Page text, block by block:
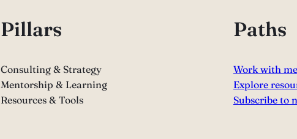
Pillars
Consulting & Strategy
Mentorship & Learning
Resources & Tools
Paths
Work with me
Explore
Subscribe to